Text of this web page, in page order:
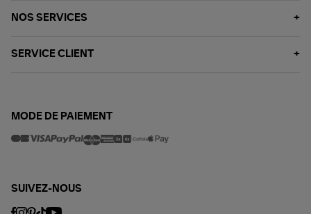
NOS SERVICES
SERVICE CLIENT
MODE DE PAIEMENT
SUIVEZ-NOUS